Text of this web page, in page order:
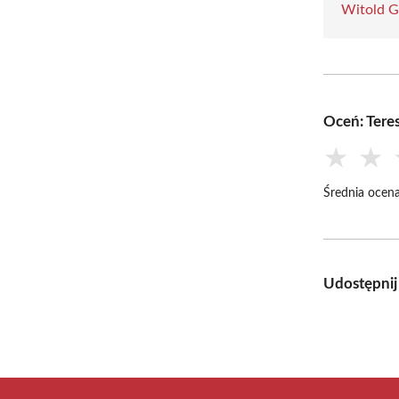
Witold
Oceń:
★ ★
Średnia
Udostępnij